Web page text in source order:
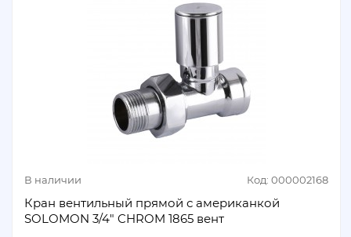
В наличии Код: 000002168
Кран вентильный прямой с американкой
SOLOMON 3/4" CHROM 1865 вент